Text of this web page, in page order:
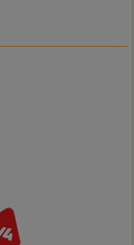
Hardenberg